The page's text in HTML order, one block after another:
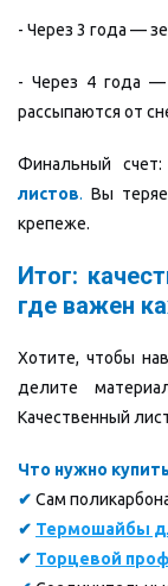
- Через 3 года —
- Через 4 года —
рассыпаются от
Финальный счет:
листов. Вы
крепеже.
Итог:
где важен
Хотите, чтобы
делите
Качественный
Что нужно
✔ Сам
✔ Термошайбы
✔ Торцевой